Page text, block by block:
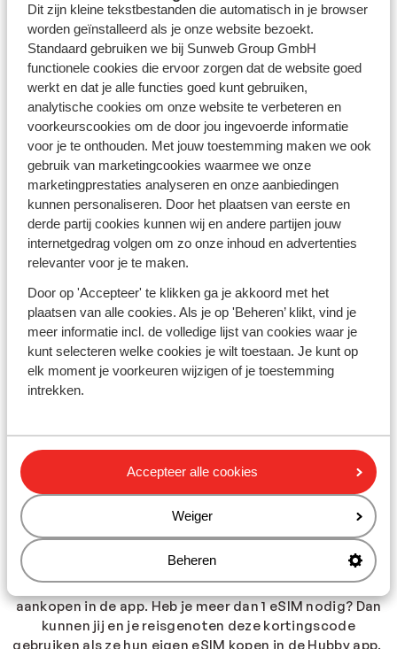
Dit zijn kleine tekstbestanden die automatisch in je browser
worden geïnstalleerd als je onze website bezoekt.
Standaard gebruiken we bij Sunweb Group GmbH
functionele cookies die ervoor zorgen dat de website goed
werkt en dat je alle functies goed kunt gebruiken,
analytische cookies om onze website te verbeteren en
voorkeurscookies om de door jou ingevoerde informatie
voor je te onthouden. Met jouw toestemming maken we ook
gebruik van marketingcookies waarmee we onze
marketingprestaties analyseren en onze aanbiedingen
kunnen personaliseren. Door het plaatsen van eerste en
derde partij cookies kunnen wij en andere partijen jouw
internetgedrag volgen om zo onze inhoud en advertenties
relevanter voor je te maken.
Door op 'Accepteer' te klikken ga je akkoord met het
plaatsen van alle cookies. Als je op 'Beheren’ klikt, vind je
meer informatie incl. de volledige lijst van cookies waar je
kunt selecteren welke cookies je wilt toestaan. Je kunt op
elk moment je voorkeuren wijzigen of je toestemming
intrekken.
Accepteer alle cookies
Weiger
Beheren
Stap 3: Verbind op je
vakantiebestemming
Jouw internetbundel is
na activatie geldig op je
vakantiebestemming. Heb je meer data nodig?
Gebruik
de codeSUNWEB2025voor 20% extra korting op
aankopen in de app. Heb je meer dan 1 eSIM nodig? Dan
kunnen jij en je reisgenoten deze kortingscode
gebruiken als ze hun eigen eSIM kopen in de Hubby app.